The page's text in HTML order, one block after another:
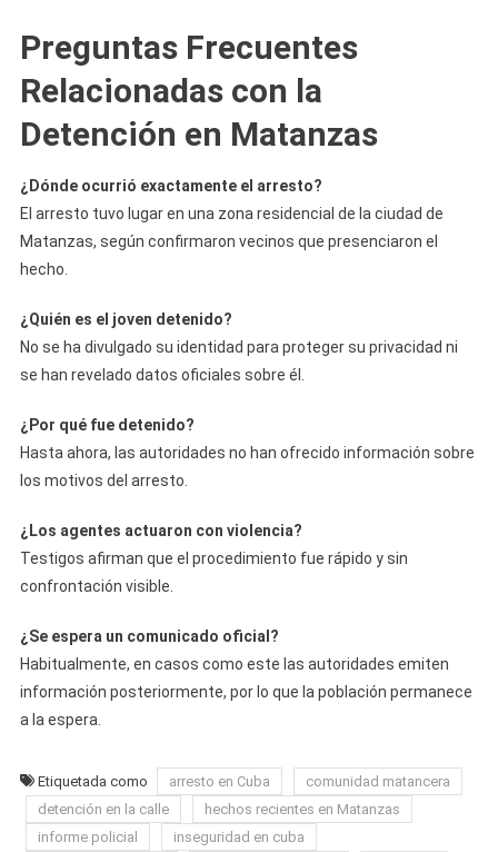
Preguntas Frecuentes
Relacionadas con la
Detención en Matanzas
¿Dónde ocurrió exactamente el arresto?
El arresto tuvo lugar en una zona residencial de la ciudad de
Matanzas, según confirmaron vecinos que presenciaron el
hecho.
¿Quién es el joven detenido?
No se ha divulgado su identidad para proteger su privacidad ni
se han revelado datos oficiales sobre él.
¿Por qué fue detenido?
Hasta ahora, las autoridades no han ofrecido información sobre
los motivos del arresto.
¿Los agentes actuaron con violencia?
Testigos afirman que el procedimiento fue rápido y sin
confrontación visible.
¿Se espera un comunicado oficial?
Habitualmente, en casos como este las autoridades emiten
información posteriormente, por lo que la población permanece
a la espera.
Etiquetada como arresto en Cuba
comunidad matancera
detención en la calle
hechos recientes en Matanzas
informe policial
inseguridad en cuba